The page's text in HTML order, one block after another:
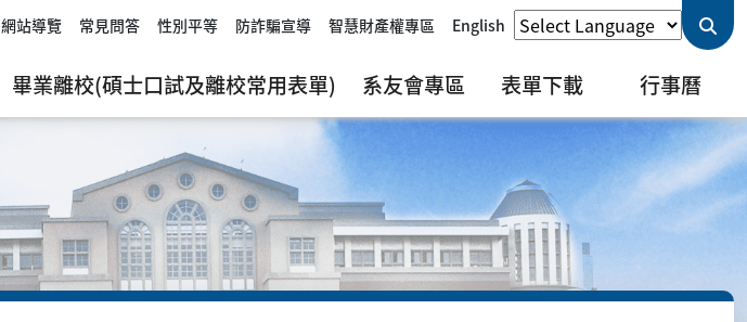
網站導覽 常見問答 性別平等 防詐騙宣導 智慧財產權專區 English
畢業離校(碩士口試及離校常用表單) 系友會專區 表單下載 行事曆